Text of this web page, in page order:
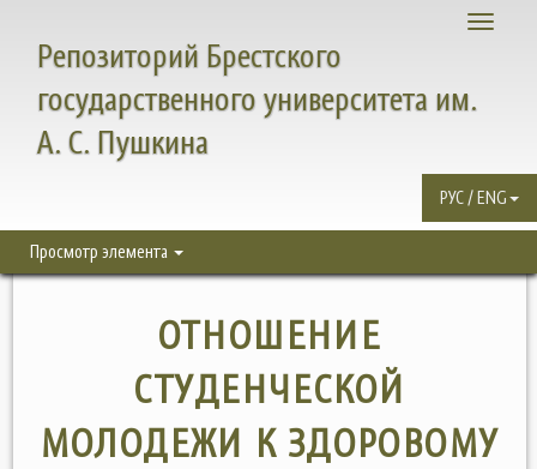
Toggle
Репозиторий Брестского
государственного университета им.
А. С. Пушкина
РУС / ENG
Просмотр элемента
ОТНОШЕНИЕ
СТУДЕНЧЕСКОЙ
МОЛОДЕЖИ К ЗДОРОВОМУ